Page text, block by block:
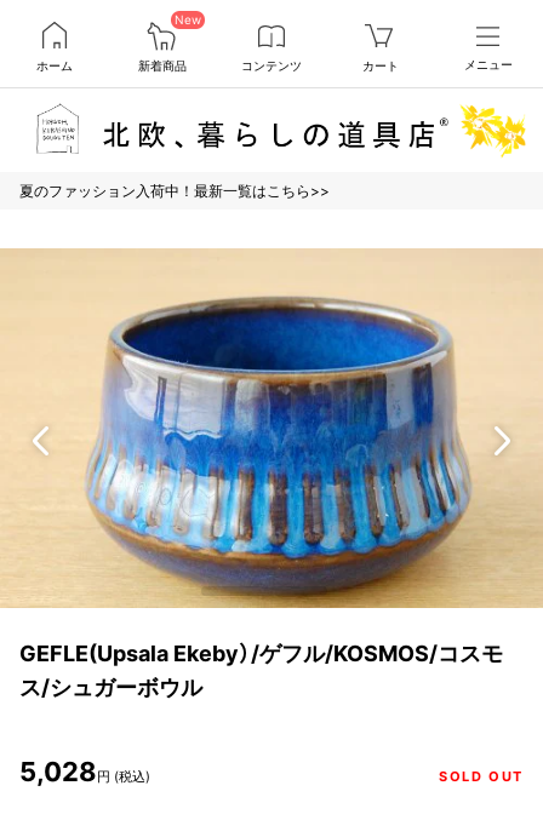
ホーム
New
新着商品 コンテンツ カート メニュー
夏のファッション入荷中！最新一覧はこちら>>
GEFLE(Upsala Ekeby）/ゲフル/KOSMOS/コスモ
ス/シュガーボウル
5,028円 (税込) SOLD OUT